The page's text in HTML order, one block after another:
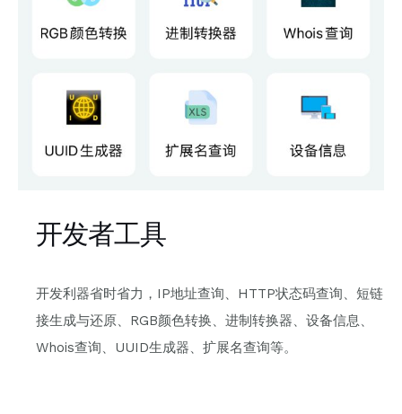
开发者工具
开发利器省时省力，IP地址查询、HTTP状态码查询、短链
接生成与还原、RGB颜色转换、进制转换器、设备信息、
Whois查询、UUID生成器、扩展名查询等。